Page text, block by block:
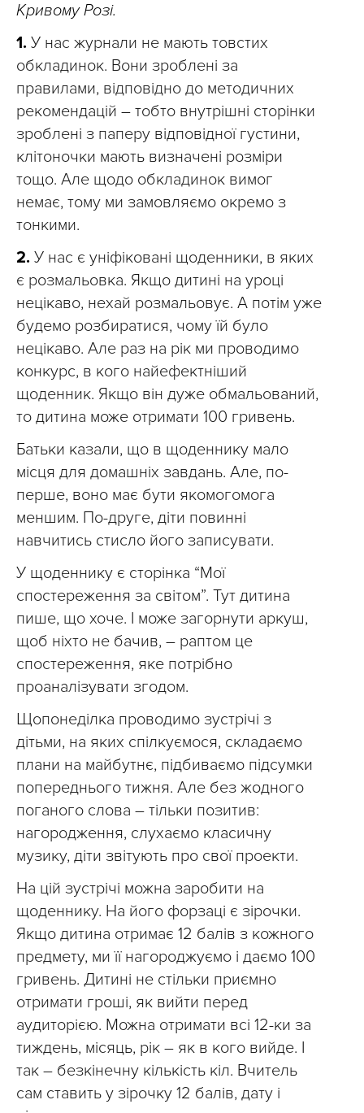
Кривому Розі.
1. У нас журнали не мають товстих
обкладинок. Вони зроблені за
правилами, відповідно до методичних
рекомендацій – тобто внутрішні сторінки
зроблені з паперу відповідної густини,
клітоночки мають визначені розміри
тощо. Але щодо обкладинок вимог
немає, тому ми замовляємо окремо з
тонкими.
2. У нас є уніфіковані щоденники, в яких
є розмальовка. Якщо дитині на уроці
нецікаво, нехай розмальовує. А потім уже
будемо розбиратися, чому їй було
нецікаво. Але раз на рік ми проводимо
конкурс, в кого найефектніший
щоденник. Якщо він дуже обмальований,
то дитина може отримати 100 гривень.
Батьки казали, що в щоденнику мало
місця для домашніх завдань. Але, по-
перше, воно має бути якомогомога
меншим. По-друге, діти повинні
навчитись стисло його записувати.
У щоденнику є сторінка “Мої
спостереження за світом”. Тут дитина
пише, що хоче. І може загорнути аркуш,
щоб ніхто не бачив, – раптом це
спостереження, яке потрібно
проаналізувати згодом.
Щопонеділка проводимо зустрічі з
дітьми, на яких спілкуємося, складаємо
плани на майбутнє, підбиваємо підсумки
попереднього тижня. Але без жодного
поганого слова – тільки позитив:
нагородження, слухаємо класичну
музику, діти звітують про свої проекти.
На цій зустрічі можна заробити на
щоденнику. На його форзаці є зірочки.
Якщо дитина отримає 12 балів з кожного
предмету, ми її нагороджуємо і даємо 100
гривень. Дитині не стільки приємно
отримати гроші, як вийти перед
аудиторією. Можна отримати всі 12-ки за
тиждень, місяць, рік – як в кого вийде. І
так – безкінечну кількість кіл. Вчитель
сам ставить у зірочку 12 балів, дату і